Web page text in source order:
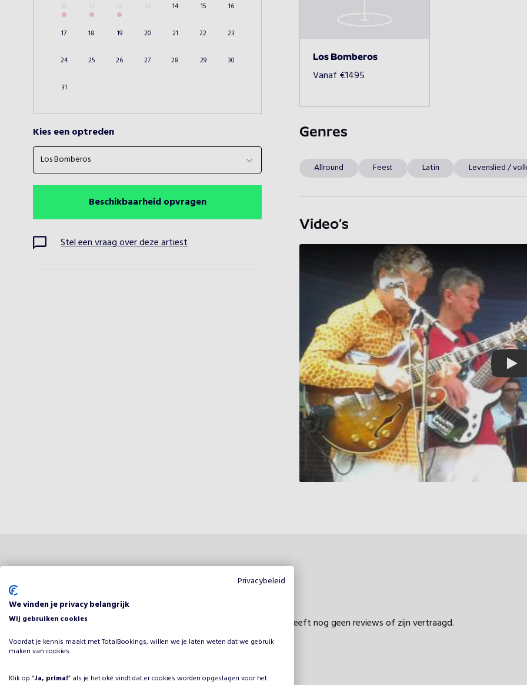
10 11 12 13 14 15 16
17 18 19 20 21 22 23
24 25 26 27 28 29 30
31
Kies een optreden
Los Bomberos
Beschikbaarheid opvragen
Stel een vraag over deze artiest
Los Bomberos
Vanaf €1495
Genres
Allround Feest Latin Levenslied /
Video’s
Play
Dit profiel heeft nog geen reviews of zijn vertraagd.
Privacybeleid
We vinden je privacy belangrijk
Wij gebruiken cookies
Voordat je kennis maakt met TotalBookings, willen we je laten weten dat we gebruik
maken van cookies.
Klik op “Ja, prima!” als je het oké vindt dat er cookies worden opgeslagen voor het